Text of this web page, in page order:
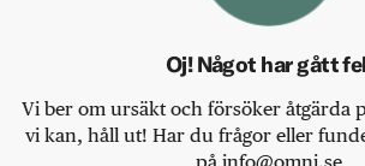
Oj! Något har gått
Vi ber om ursäkt och försöker åtgärda
vi kan, håll ut! Har du frågor eller